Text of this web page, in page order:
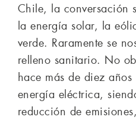
Chile, la conversación
la energía solar, la
verde. Raramente se
relleno sanitario. No
hace más de diez
energía eléctrica,
reducción de